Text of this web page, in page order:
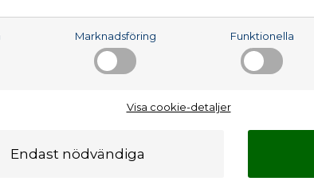
Marknadsföring Funktionella
Visa cookie-detaljer